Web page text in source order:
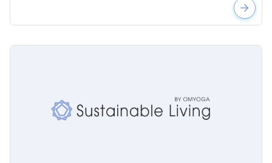
arrow_forward